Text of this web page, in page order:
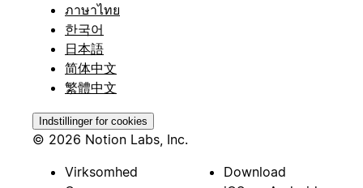
ภาษาไทย
한국어
日本語
简体中文
繁體中文
Indstillinger for cookies
© 2026 Notion Labs, Inc.
Virksomhed
Download